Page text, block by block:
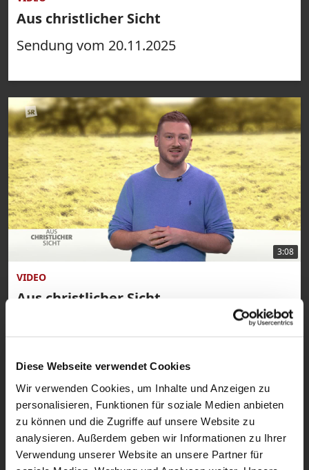
Diese Webseite verwendet Cookies
Wir verwenden Cookies, um Inhalte und Anzeigen zu
personalisieren, Funktionen für soziale Medien anbieten
zu können und die Zugriffe auf unsere Website zu
analysieren. Außerdem geben wir Informationen zu Ihrer
Verwendung unserer Website an unsere Partner für
Aus christlicher Sicht
Sendung vom 20.11.2025
3:08
VIDEO
Aus christlicher Sicht